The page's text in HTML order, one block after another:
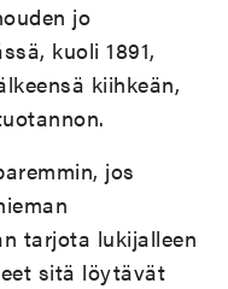
jo
kuoli 1891,
kiihkeän,
jos
tarjota lukijalleen
sitä löytävät